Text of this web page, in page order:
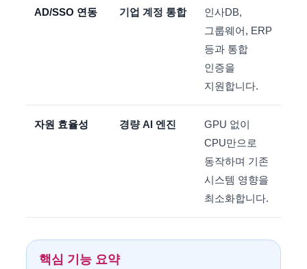
AD/SSO 연동 기업 계정 통합
인사DB,
그룹웨어, ERP
등과 통합
인증을
지원합니다.
자원 효율성 경량 AI 엔진
GPU 없이
CPU만으로
동작하며 기존
시스템 영향을
최소화합니다.
핵심 기능 요약